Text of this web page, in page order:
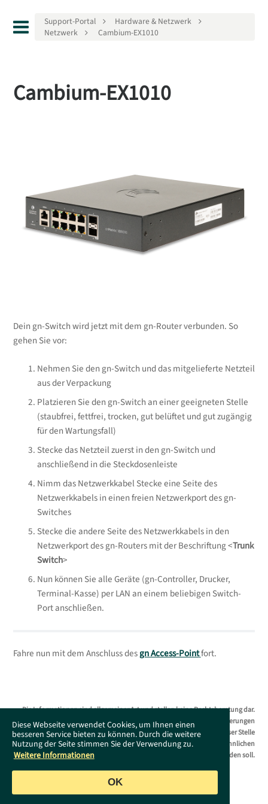
Diese Webseite verwendet Cookies, um Ihnen einen
besseren Service bieten zu können. Durch die weitere
Nutzung der Seite stimmen Sie der Verwendung zu.
Weitere Informationen
OK
Support-Portal
Hardware & Netzwerk
Netzwerk
Cambium-EX1010
Cambium-EX1010
Dein gn-Switch wird jetzt mit dem gn-Router verbunden. So
gehen Sie vor:
Nehmen Sie den gn-Switch und das mitgelieferte Netzteil
aus der Verpackung
Platzieren Sie den gn-Switch an einer geeigneten Stelle
(staubfrei, fettfrei, trocken, gut belüftet und gut zugängig
für den Wartungsfall)
Stecke das Netzteil zuerst in den gn-Switch und
anschließend in die Steckdosenleiste
Nimm das Netzwerkkabel Stecke eine Seite des
Netzwerkkabels in einen freien Netzwerkport des gn-
Switches
Stecke die andere Seite des Netzwerkkabels in den
Netzwerkport des gn-Routers mit der Beschriftung <Trunk
Switch>
Nun können Sie alle Geräte (gn-Controller, Drucker,
Terminal-Kasse) per LAN an einem beliebigen Switch-
Port anschließen.
Fahre nun mit dem Anschluss desgn Access-Pointfort.
Die Informationen sind allgemeiner Art und stellen keine Rechtsberatung dar.
Das Supportportal erhebt keinen Anspruch auf Vollständigkeit. Änderungen
bleiben ohne Vorankündigung jederzeit vorbehalten. Es wird an dieser Stelle
darauf hingewiesen, dass die ausschließliche Verwendung der männlichen
Form geschlechtsunabhängig verstanden werden soll.